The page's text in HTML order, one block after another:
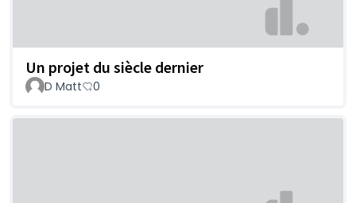
Un projet du siècle dernier
D Matt 0